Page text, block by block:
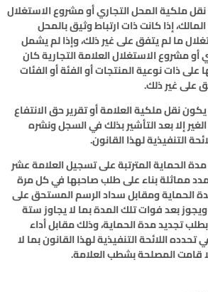
88، يشمل نقل ملكية المحل التجاري أو مشروع الاستغلال
إذا كانت ذات ارتباط وثيق بالمحل
ما لم يتفق على غير ذلك، وإذا لم يشمل
مشروع الاستغلال العلامة التجارية كان
على ذات نوعية المنتجات أو الفئة أو الفئات
على غير ذلك.
89، على ألا يكون نقل ملكية العلامة أو تقرير حق الانتفاع
إلا بعد التأشير بذلك في السجل ونشره
التنفيذية لهذا القانون.
90، علي أن مدة الحماية المترتبة على تسجيل العلامة عشر
مماثلة بناء على طلب صاحبها في كل مرة
الحماية ومقابل سداد الرسم المستحق على
بعد فوات تلك المدة بما لا يجاوز ستة
تجديد مدة الحماية، وذلك مقابل أداء
اللائحة التنفيذية لهذا القانون بما لا
قامت المصلحة بشطب العلامة.